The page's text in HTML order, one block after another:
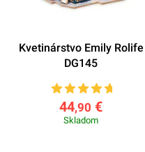
Kvetinárstvo Emily Rolife
DG145
44,90 €
Skladom